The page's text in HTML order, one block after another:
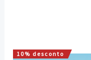
10% desconto
O
O